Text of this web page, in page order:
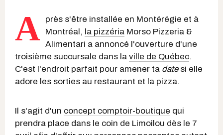
A
près s'être installée en Montérégie et à
Montréal, la pizzéria Morso Pizzeria &
Alimentari a annoncé l'ouverture d'une
troisième succursale dans la ville de Québec.
C'est l'endroit parfait pour amener ta datesi elle
adore les sorties au restaurant et la pizza.
Il s'agit d'un concept comptoir-boutique qui
prendra place dans le coin de Limoilou dès le 7